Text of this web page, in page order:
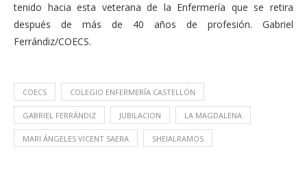
tenido hacia esta veterana de la Enfermería que se retira
después de más de 40 años de profesión. Gabriel
Ferrándiz/COECS.
COECS COLEGIO ENFERMERÍA CASTELLÓN
GABRIEL FERRÁNDIZ JUBILACION LA MAGDALENA
MARI ÁNGELES VICENT SAERA SHEIALRAMOS